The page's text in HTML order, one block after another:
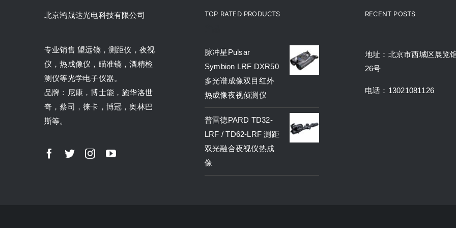
北京鸿晟达光电科技有限公司
专业销售 望远镜，测距仪，夜视
仪，热成像仪，瞄准镜，酒精检
测仪等光学电子仪器。
品牌：尼康，博士能，施华洛世
奇，蔡司，徕卡，博冠，奥林巴
斯等。
TOP RATED PRODUCTS
脉冲星Pulsar
Symbion LRF DXR50
多光谱成像双目红外
热成像夜视侦测仪
普雷德PARD TD32-
LRF / TD62-LRF 测距
双光融合夜视仪热成
像
RECENT POSTS
地址：北京市西城区展览
26号
电话：13021081126